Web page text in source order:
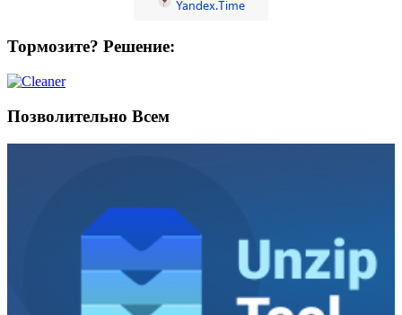
Тормозите? Решение:
Позволительно Всем